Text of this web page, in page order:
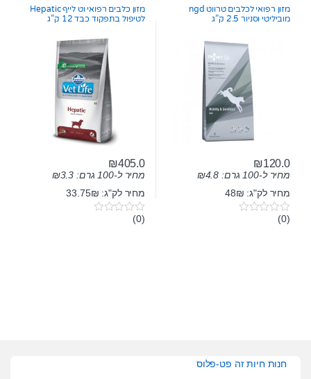
f
5
f
5
מזון רפואי לכלבים טרווט ngd
מוביליטי וסניור 2.5 ק”ג
₪120.0
מחיר ל-100 גרם: ₪4.8
מחיר לק"ג: 48₪
0(0)
מזון כלבים רפואי וט לייף Hepatic
לטיפול בתפקוד כבד 12 ק”ג
₪405.0
מחיר ל-100 גרם: ₪3.3
מחיר לק"ג: 33.75₪
0(0)
חנות חיות זה פט-פלוס